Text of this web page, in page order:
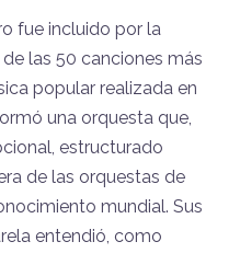
fue incluido por la
las 50 canciones más
popular realizada en
una orquesta que,
estructurado
de las orquestas de
mundial. Sus
entendió, como